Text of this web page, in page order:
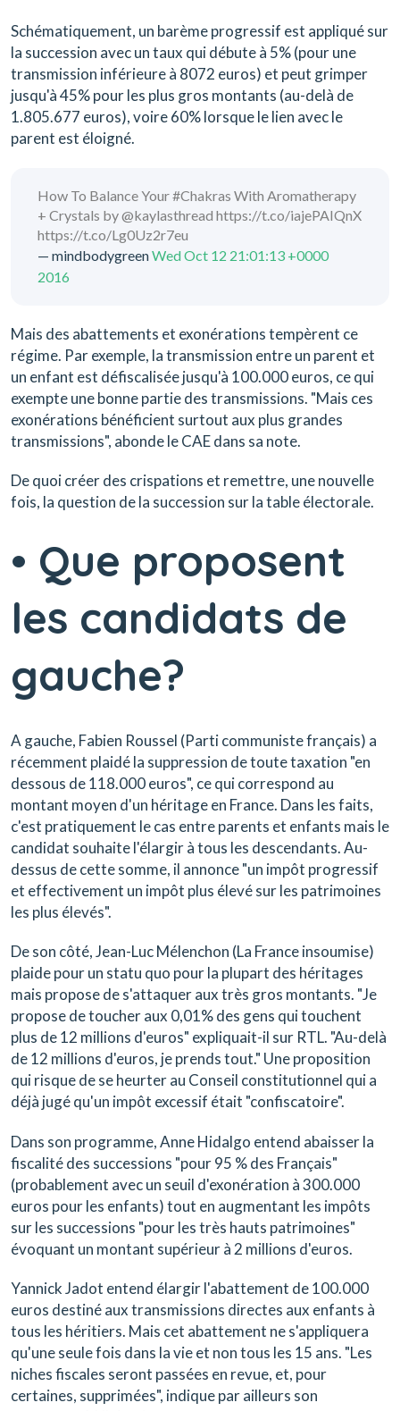
Schématiquement, un barème progressif est appliqué sur
la succession avec un taux qui débute à 5% (pour une
transmission inférieure à 8072 euros) et peut grimper
jusqu'à 45% pour les plus gros montants (au-delà de
1.805.677 euros), voire 60% lorsque le lien avec le
parent est éloigné.
How To Balance Your #Chakras With Aromatherapy
+ Crystals by @kaylasthread https://t.co/iajePAIQnX
https://t.co/Lg0Uz2r7eu
— mindbodygreenWed Oct 12 21:01:13 +0000
2016
Mais des abattements et exonérations tempèrent ce
régime. Par exemple, la transmission entre un parent et
un enfant est défiscalisée jusqu'à 100.000 euros, ce qui
exempte une bonne partie des transmissions. "Mais ces
exonérations bénéficient surtout aux plus grandes
transmissions", abonde le CAE dans sa note.
De quoi créer des crispations et remettre, une nouvelle
fois, la question de la succession sur la table électorale.
• Que proposent
les candidats de
gauche?
A gauche, Fabien Roussel (Parti communiste français) a
récemment plaidé la suppression de toute taxation "en
dessous de 118.000 euros", ce qui correspond au
montant moyen d'un héritage en France. Dans les faits,
c'est pratiquement le cas entre parents et enfants mais le
candidat souhaite l'élargir à tous les descendants. Au-
dessus de cette somme, il annonce "un impôt progressif
et effectivement un impôt plus élevé sur les patrimoines
les plus élevés".
De son côté, Jean-Luc Mélenchon (La France insoumise)
plaide pour un statu quo pour la plupart des héritages
mais propose de s'attaquer aux très gros montants. "Je
propose de toucher aux 0,01% des gens qui touchent
plus de 12 millions d'euros" expliquait-il sur RTL. "Au-delà
de 12 millions d'euros, je prends tout." Une proposition
qui risque de se heurter au Conseil constitutionnel qui a
déjà jugé qu'un impôt excessif était "confiscatoire".
Dans son programme, Anne Hidalgo entend abaisser la
fiscalité des successions "pour 95 % des Français"
(probablement avec un seuil d'exonération à 300.000
euros pour les enfants) tout en augmentant les impôts
sur les successions "pour les très hauts patrimoines"
évoquant un montant supérieur à 2 millions d'euros.
Yannick Jadot entend élargir l'abattement de 100.000
euros destiné aux transmissions directes aux enfants à
tous les héritiers. Mais cet abattement ne s'appliquera
qu'une seule fois dans la vie et non tous les 15 ans. "Les
niches fiscales seront passées en revue, et, pour
certaines, supprimées", indique par ailleurs son